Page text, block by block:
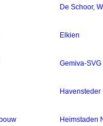
De Schoor,
Elkien
Gemiva-SVG
Havensteder
Heimstaden